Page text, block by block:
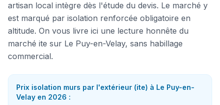
artisan local intègre dès l'étude du devis. Le marché y
est marqué par isolation renforcée obligatoire en
altitude. On vous livre ici une lecture honnête du
marché ite sur Le Puy-en-Velay, sans habillage
commercial.
Prix isolation murs par l'extérieur (ite) à Le Puy-en-
Velay en 2026 :